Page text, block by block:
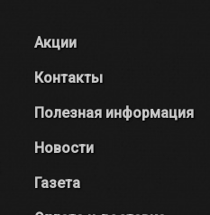
Акции
Контакты
Полезная информация
Новости
Газета